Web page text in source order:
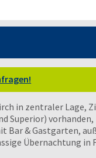
in zentraler Lage,
Superior)
Bar & Gastgarten,
Übernachtung in